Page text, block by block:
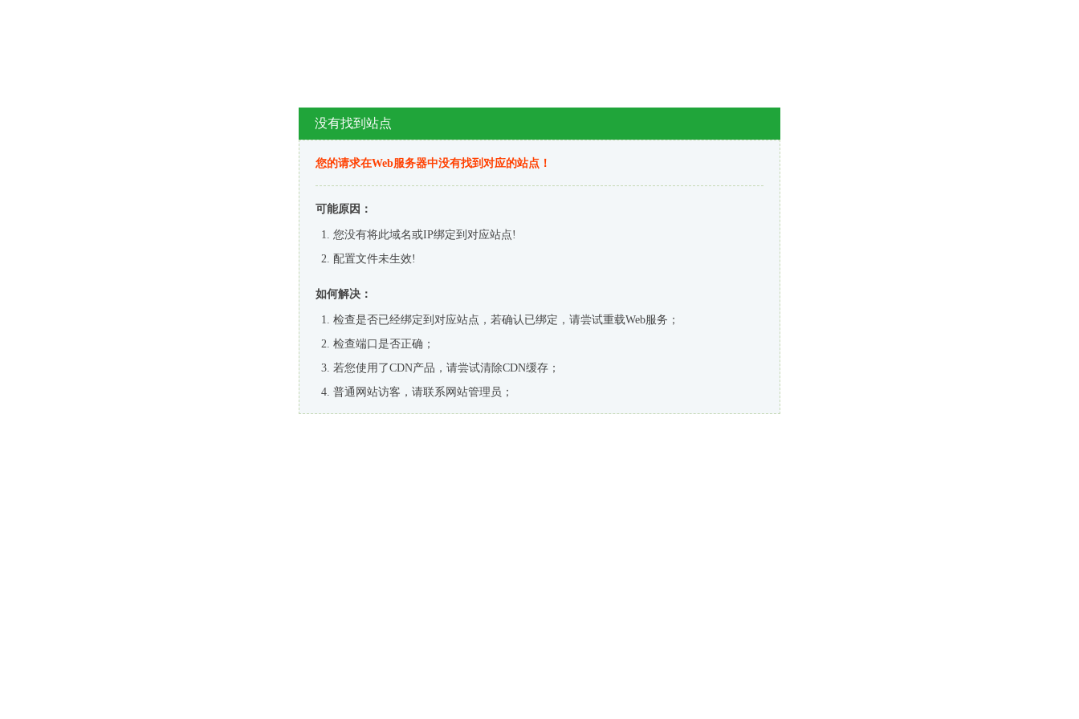
没有找到站点
您的请求在Web服务器中没有找到对应的站点！
可能原因：
您没有将此域名或IP绑定到对应站点!
配置文件未生效!
如何解决：
检查是否已经绑定到对应站点，若确认已绑定，请尝试重载Web服务；
检查端口是否正确；
若您使用了CDN产品，请尝试清除CDN缓存；
普通网站访客，请联系网站管理员；